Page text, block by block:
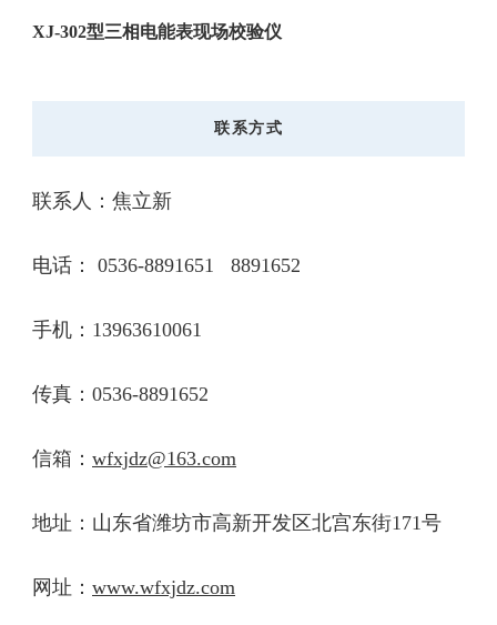
XJ-302型三相电能表现场校验仪
联系方式
联系人：焦立新
电话： 0536-8891651 8891652
手机：13963610061
传真：0536-8891652
信箱： wfxjdz@163.com
地址：山东省潍坊市高新开发区北宫东街171号
网址： www.wfxjdz.com